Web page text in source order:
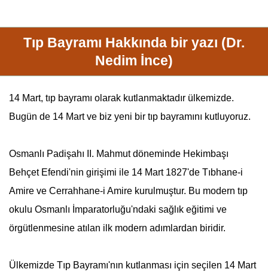
Tıp Bayramı Hakkında bir yazı (Dr.
Nedim İnce)
14 Mart, tıp bayramı olarak kutlanmaktadır ülkemizde.
Bugün de 14 Martve biz yeni bir tıp bayramını kutluyoruz.
Osmanlı Padişahı II. Mahmut döneminde Hekimbaşı
Behçet Efendi'nin girişimi ile 14 Mart1827'de Tıbhane-i
Amireve Cerrahhane-i Amire kurulmuştur. Bu modern tıp
okulu Osmanlı İmparatorluğu'ndaki sağlık eğitimi ve
örgütlenmesine atılan ilk modern adımlardan biridir.
Ülkemizde Tıp Bayramı'nın kutlanması için seçilen 14 Mart